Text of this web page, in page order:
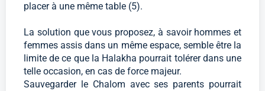
placer à une même table (5).
La solution que vous proposez, à savoir hommes et
femmes assis dans un même espace, semble être la
limite de ce que la Halakha pourrait tolérer dans une
telle occasion, en cas de force majeur.
Sauvegarder le Chalom avec ses parents pourrait